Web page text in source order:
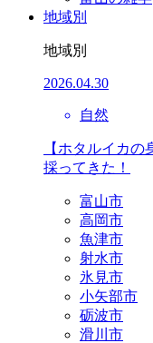
地域別
地域別
2026.04.30
自然
【ホタルイカ
採ってきた！
富山市
高岡市
魚津市
射水市
氷見市
小矢部市
砺波市
滑川市